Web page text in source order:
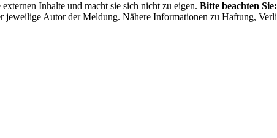
Inhalte und macht sie sich nicht zu eigen. Bitte beachten Sie:
Autor der Meldung. Nähere Informationen zu Haftung,